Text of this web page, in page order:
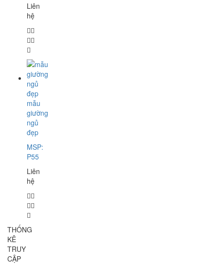
Liên
hệ
mẫu
giường
ngủ
đẹp
MSP:
P55
Liên
hệ
THỐNG
KÊ
TRUY
CẬP